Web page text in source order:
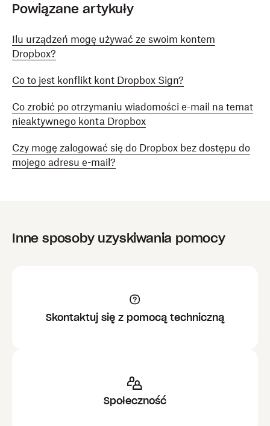
Powiązane artykuły
Ilu urządzeń mogę używać ze swoim kontem
Dropbox?
Co to jest konflikt kont Dropbox Sign?
Co zrobić po otrzymaniu wiadomości e-mail na temat
nieaktywnego konta Dropbox
Czy mogę zalogować się do Dropbox bez dostępu do
mojego adresu e-mail?
Inne sposoby uzyskiwania pomocy
Skontaktuj się z pomocą techniczną
Społeczność